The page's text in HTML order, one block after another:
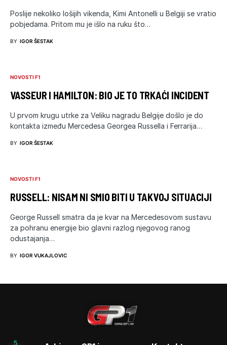
Poslije nekoliko lošijih vikenda, Kimi Antonelli u Belgiji se vratio
pobjedama. Pritom mu je išlo na ruku što…
BY IGOR ŠESTAK
NOVOSTI F1
VASSEUR I HAMILTON: BIO JE TO TRKAĆI INCIDENT
U prvom krugu utrke za Veliku nagradu Belgije došlo je do
kontakta između Mercedesa Georgea Russella i Ferrarija…
BY IGOR ŠESTAK
NOVOSTI F1
RUSSELL: NISAM NI SMIO BITI U TAKVOJ SITUACIJI
George Russell smatra da je kvar na Mercedesovom sustavu
za pohranu energije bio glavni razlog njegovog ranog
odustajanja…
BY IGOR VUKAJLOVIC
5